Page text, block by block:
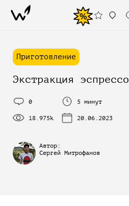
%
Приготовление
Экстракция эспрессо
0
18.975k
5 минут
20.06.2023
Автор:
Сергей Митрофанов